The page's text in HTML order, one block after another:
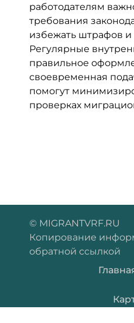
работодателям
требования
избежать штрафов и
Регулярные
правильное
своевременная
помогут
проверках
© MIGRANTVRF.RU
Копирование
обратной ссылкой